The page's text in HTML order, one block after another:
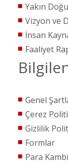
Yakın
Vizyon ve
İnsan
Faaliyet
Genel
Çerez
Gizlilik
Formlar
Para